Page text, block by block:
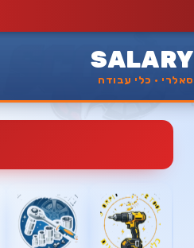
SALARY
סאלרי · כלי עבודה